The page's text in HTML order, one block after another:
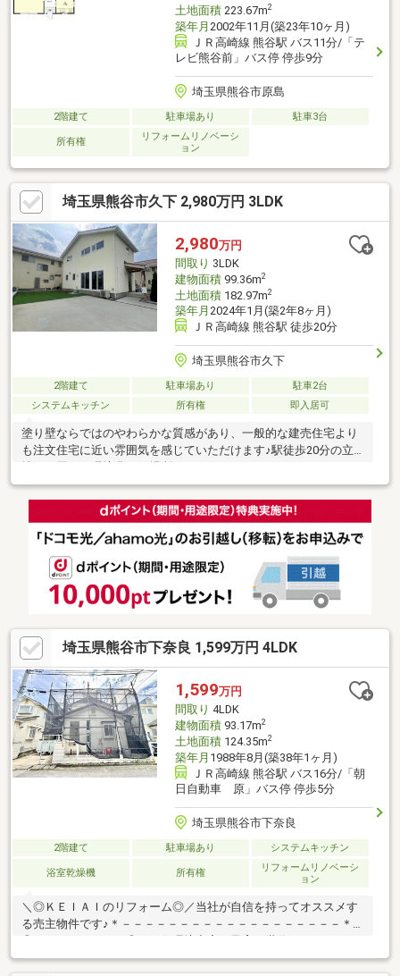
土地面積223.67m2
築年月 2002年11月(築23年10ヶ月)
ＪＲ高崎線 熊谷駅 バス11分/「テ
レビ熊谷前」バス停 停歩9分
埼玉県熊谷市原島
2階建て 駐車場あり 駐車3台
所有権
リフォームリノベーシ
ョン
埼玉県熊谷市久下 2,980万円 3LDK
2,980万円
間取り 3LDK
建物面積99.36m2
土地面積182.97m2
築年月 2024年1月(築2年8ヶ月)
ＪＲ高崎線 熊谷駅 徒歩20分
埼玉県熊谷市久下
2階建て 駐車場あり
駐車2台
システムキッチン
所有権 即入居可
塗り壁ならではのやわらかな質感があり、一般的な建売住宅より
も注文住宅に近い雰囲気を感じていただけます♪駅徒歩20分の立
埼玉県熊谷市下奈良 1,599万円 4LDK
1,599万円
間取り 4LDK
建物面積93.17m2
土地面積124.35m2
築年月 1988年8月(築38年1ヶ月)
ＪＲ高崎線 熊谷駅 バス16分/「朝
日自動車 原」バス停 停歩5分
埼玉県熊谷市下奈良
2階建て 駐車場あり システムキッチン
浴室乾燥機 所有権
リフォームリノベーシ
ョン
＼◎ＫＥＩＡＩのリフォーム◎／当社が自信を持ってオススメす
る売主物件です♪＊－－－－－－－－－－－－－－－－－－－＊＼
◎おすすめポイント◎／・住環境充実で子育て世代にもおすす
め・収納完備で片付けはかどる♪・日当たり良好！明るいお部屋・